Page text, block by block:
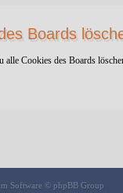
Boards
alle Cookies des Boards
Software © phpBB Group